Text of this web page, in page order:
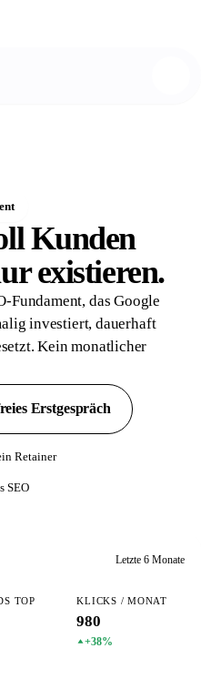
Kunden
existieren.
Fundament, das Google
investiert, dauerhaft
Kein monatlicher
Erstgespräch
Retainer
SEO
Letzte 6 Monate
TOP
KLICKS / MONAT
980
+38%